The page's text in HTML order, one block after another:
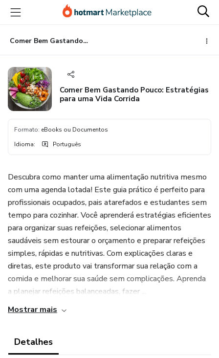
para
conteúdo
principal
para
pagamento
para
rodapé
Comer Bem Gastando Pouco: Estratégias para uma Vida Corrida
Comer Bem Gastando Pouco: Estratégias
para uma Vida Corrida
Formato: eBooks ou Documentos
Idioma: Português
Descubra como manter uma alimentação nutritiva mesmo
com uma agenda lotada! Este guia prático é perfeito para
profissionais ocupados, pais atarefados e estudantes sem
tempo para cozinhar. Você aprenderá estratégias eficientes
para organizar suas refeições, selecionar alimentos
saudáveis sem estourar o orçamento e preparar refeições
simples, rápidas e nutritivas. Com explicações claras e
diretas, este produto vai transformar sua relação com a
comida e melhorar sua saúde sem complicações. Aprenda
a planejar refeições balanceadas, fazer ...
Mostrar mais
Detalhes